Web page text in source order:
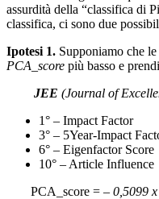
assurdità della “classifica di
classifica, ci sono due
Ipotesi 1. Supponiamo che
PCA_score più basso e
JEE (Journal of
1° – Impact Factor
3° – 5Year-Impact
6° – Eigenfactor Score
10° – Article Influence
PCA_score = – 0,5099